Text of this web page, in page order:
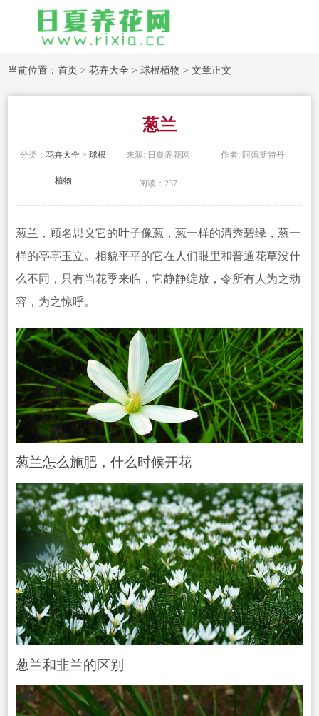
当前位置：首页 >花卉大全 >球根植物 > 文章正文
葱兰
分类：花卉大全 >球根
植物
来源: 日夏养花网 作者: 阿姆斯特丹
阅读：237
葱兰，顾名思义它的叶子像葱，葱一样的清秀碧绿，葱一
样的亭亭玉立。相貌平平的它在人们眼里和普通花草没什
么不同，只有当花季来临，它静静绽放，令所有人为之动
容，为之惊呼。
葱兰怎么施肥，什么时候开花
葱兰和韭兰的区别